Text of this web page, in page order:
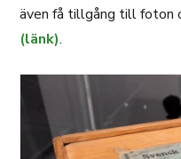
även få tillgång till foton
(länk).